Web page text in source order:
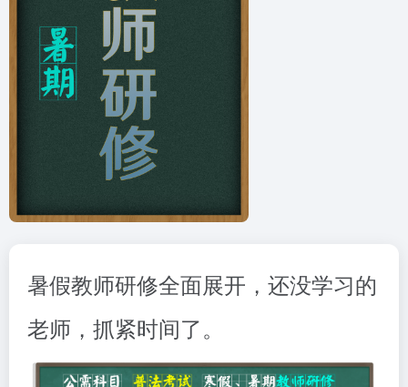
暑假教师研修全面展开，还没学习的
老师，抓紧时间了。